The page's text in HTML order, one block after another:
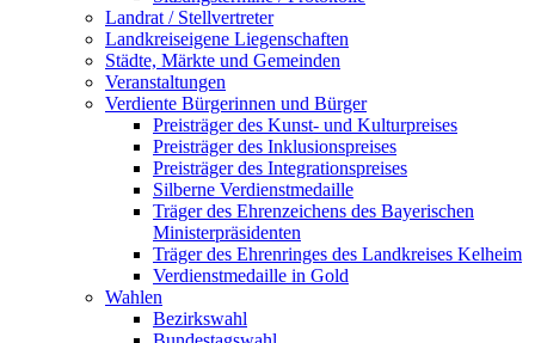
Landrat / Stellvertreter
Landkreiseigene Liegenschaften
Städte, Märkte und Gemeinden
Veranstaltungen
Verdiente Bürgerinnen und Bürger
Preisträger des Kunst- und Kulturpreises
Preisträger des Inklusionspreises
Preisträger des Integrationspreises
Silberne Verdienstmedaille
Träger des Ehrenzeichens des Bayerischen
Ministerpräsidenten
Träger des Ehrenringes des Landkreises Kelheim
Verdienstmedaille in Gold
Wahlen
Bezirkswahl